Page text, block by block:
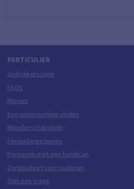
PARTICULIER
Gebruikerszone
FAQS
Nieuws
Een onderneming vinden
Moederschapshulp
Eenoudergezinnen
Personen met een handicap
Zorgbudget voor ouderen
Stel een vraag